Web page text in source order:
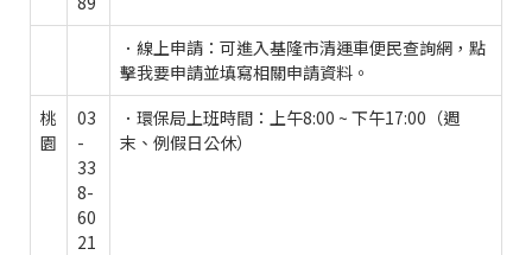
．線上申請：可進入基隆市清運車便民查詢網，點
擊我要申請並填寫相關申請資料。
桃
園
03
-
33
8-
60
21
．環保局上班時間：上午8:00 ~ 下午17:00（週
末、例假日公休）